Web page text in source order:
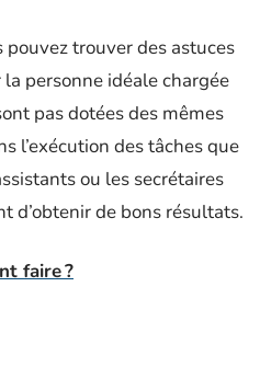
trouver des astuces
personne idéale chargée
pas dotées des mêmes
l’exécution des tâches que
ou les secrétaires
d’obtenir de bons résultats.
faire ?